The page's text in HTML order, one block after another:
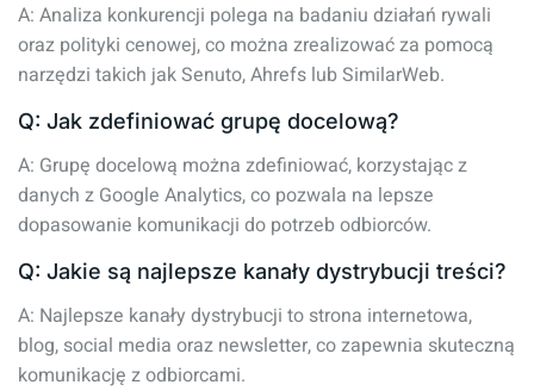
A: Analiza konkurencji polega na badaniu działań rywali
oraz polityki cenowej, co można zrealizować za pomocą
narzędzi takich jak Senuto, Ahrefs lub SimilarWeb.
Q: Jak zdefiniować grupę docelową?
A: Grupę docelową można zdefiniować, korzystając z
danych z Google Analytics, co pozwala na lepsze
dopasowanie komunikacji do potrzeb odbiorców.
Q: Jakie są najlepsze kanały dystrybucji treści?
A: Najlepsze kanały dystrybucji to strona internetowa,
blog, social media oraz newsletter, co zapewnia skuteczną
komunikację z odbiorcami.